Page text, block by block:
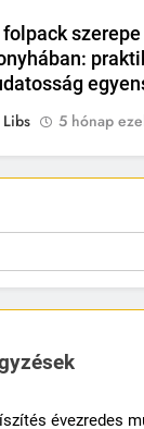
folpack
Libs
5 hónap
évezredes